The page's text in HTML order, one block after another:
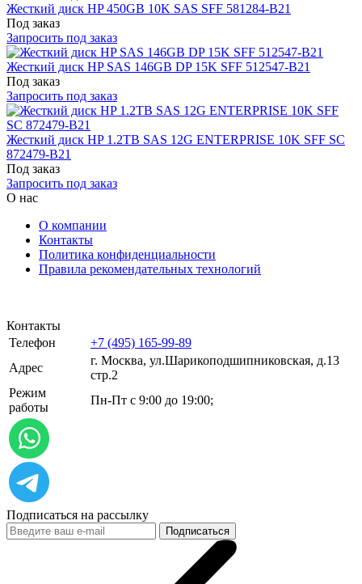
Жесткий диск HP 450GB 10K SAS SFF 581284-B21
Под заказ
Запросить под заказ
Жесткий диск HP SAS 146GB DP 15K SFF 512547-B21
Под заказ
Запросить под заказ
Жесткий диск HP 1.2TB SAS 12G ENTERPRISE 10K SFF SC
872479-B21
Под заказ
Запросить под заказ
О нас
О компании
Контакты
Политика конфиденциальности
Правила рекомендательных технологий
Контакты
Телефон
+7 (495) 165-99-89
Адрес
г. Москва, ул.​​Шарикоподшипниковская, д.13
стр.2
Режим
работы
Пн-Пт с 9:00 до 19:00;
Подписаться на рассылку
Подписаться